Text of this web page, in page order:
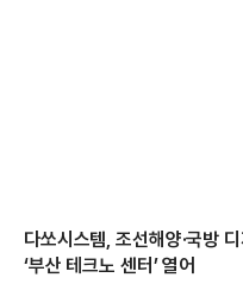
다쏘시스템, 조선해양·국방
‘부산 테크노 센터’ 열어